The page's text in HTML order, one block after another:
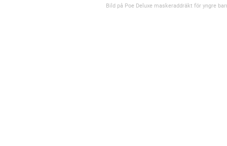
Bild på Poe Deluxe maskeraddräkt för yngre